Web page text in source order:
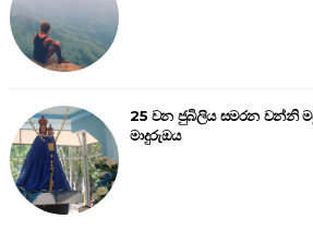
25 වන ජුබිලිය සමරන වන්නි
මාදුරුඔය